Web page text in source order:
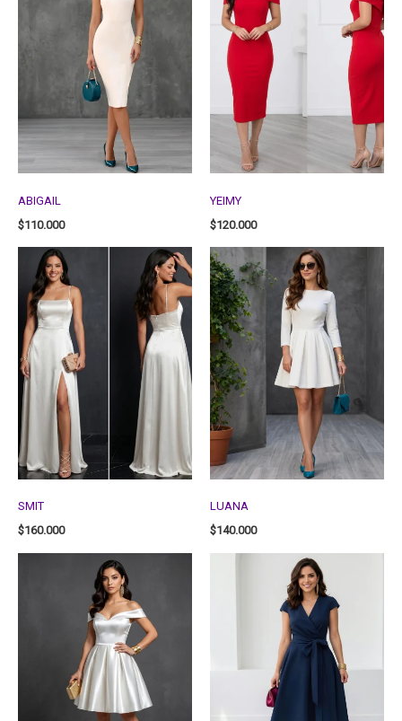
ABIGAIL
$110.000
YEIMY
$120.000
SMIT
$160.000
LUANA
$140.000